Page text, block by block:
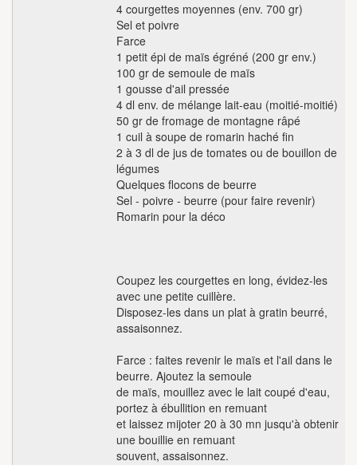
4 courgettes moyennes (env. 700 gr)
Sel et poivre
Farce
1 petit épi de maïs égréné (200 gr env.)
100 gr de semoule de maïs
1 gousse d'ail pressée
4 dl env. de mélange lait-eau (moitié-moitié)
50 gr de fromage de montagne râpé
1 cuil à soupe de romarin haché fin
2 à 3 dl de jus de tomates ou de bouillon de
légumes
Quelques flocons de beurre
Sel - poivre - beurre (pour faire revenir)
Romarin pour la déco
Coupez les courgettes en long, évidez-les
avec une petite cuillère.
Disposez-les dans un plat à gratin beurré,
assaisonnez.
Farce : faites revenir le maïs et l'ail dans le
beurre. Ajoutez la semoule
de maïs, mouillez avec le lait coupé d'eau,
portez à ébullition en remuant
et laissez mijoter 20 à 30 mn jusqu'à obtenir
une bouillie en remuant
souvent, assaisonnez.